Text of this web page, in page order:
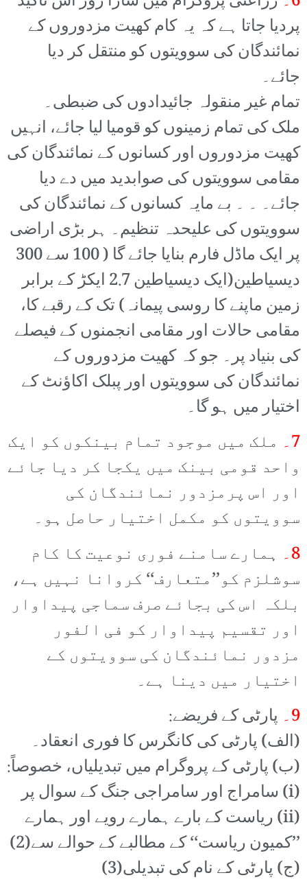
پردیا جاتا ہے کہ یہ کام کھیت مزدوروں کے
نمائندگان کی سوویتوں کو منتقل کر دیا
جائے۔
تمام غیر منقولہ جائیدادوں کی ضبطی۔
ملک کی تمام زمینوں کو قومیا لیا جائے، انہیں
کھیت مزدوروں اور کسانوں کے نمائندگان کی
مقامی سوویتوں کی صوابدید میں دے دیا
جائے۔ ۔ ۔ بے مایہ کسانوں کے نمائندگان کی
سوویتوں کی علیحدہ تنظیم۔ ہر بڑی اراضی
پر ایک ماڈل فارم بنایا جائے گا ( 100 سے 300
دیسیاطین(ایک دیسیاطین 2.7 ایکڑ کے برابر
زمین ماپنے کا روسی پیمانہ) تک کے رقبے کا،
مقامی حالات اور مقامی انجمنوں کے فیصلے
کی بنیاد پر۔ جو کہ کھیت مزدوروں کے
نمائندگان کی سوویتوں اور پبلک اکاؤنٹ کے
اختیار میں ہو گا۔
7۔ ملک میں موجود تمام بینکوں کو ایک
واحد قومی بینک میں یکجا کر دیا جائے
اور اس پرمزدور نمائندگان کی
سوویتوں کو مکمل اختیار حاصل ہو۔
8۔
ہمارے سامنے فوری نوعیت کا کام
سوشلزم کو’’متعارف‘‘ کروانا نہیں ہے،
بلکہ اس کی بجائے صرف سماجی پیداوار
اور تقسیم پیداوار کو فی الفور
مزدور نمائندگان کی سوویتوں کے
اختیار میں دینا ہے۔
9۔ پارٹی کے فریضے:
(الف) پارٹی کی کانگرس کا فوری انعقاد۔
(ب) پارٹی کے پروگرام میں تبدیلیاں، خصوصاً:
(i) سامراج اور سامراجی جنگ کے سوال پر
(ii) ریاست کے بارے ہمارے رویے اور ہمارے
’’کمیون ریاست‘‘ کے مطالبے کے حوالے سے(2)
(ج) پارٹی کے نام کی تبدیلی(3)